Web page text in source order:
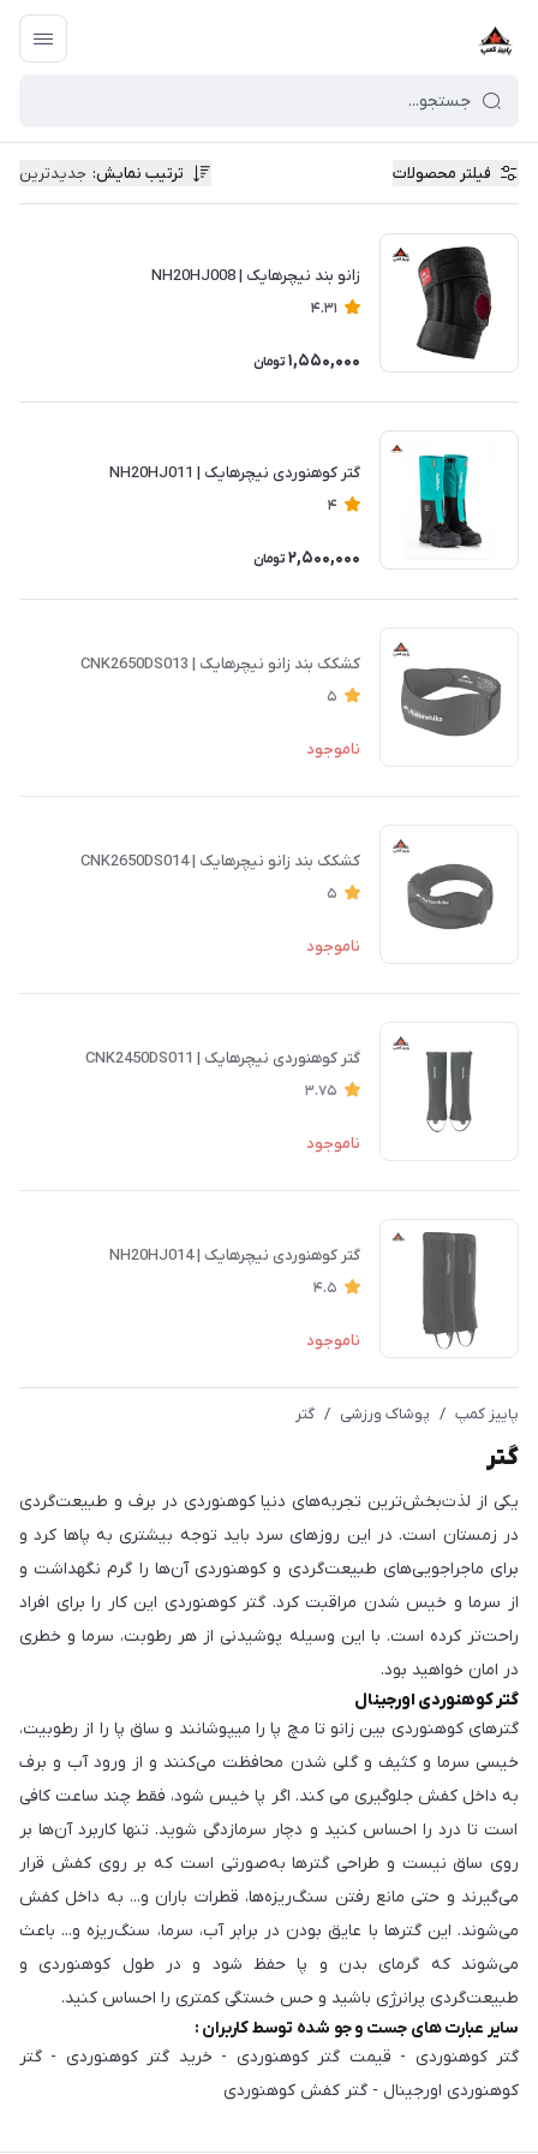
فیلتر محصولات ترتیب نمایش: جدیدترین
زانو بند نیچرهایک | NH20HJ008
4.31
1,550,000 تومان
گتر کوهنوردی نیچرهایک | NH20HJ011
4
2,500,000 تومان
کشکک بند زانو نیچرهایک | CNK2650DS013
5
ناموجود
کشکک بند زانو نیچرهایک | CNK2650DS014
5
ناموجود
گتر کوهنوردی نیچرهایک | CNK2450DS011
3.75
ناموجود
گتر کوهنوردی نیچرهایک | NH20HJ014
4.5
ناموجود
پاییز کمپ / پوشاک ورزشی / گتر
گتر
یکی از لذت‌بخش‌ترین تجربه‌های دنیا کوهنوردی در برف و طبیعت‌گردی
در زمستان است. در این روزهای سرد باید توجه بیشتری به پاها کرد و
برای ماجراجویی‌های طبیعت‌گردی و کوهنوردی آن‌ها را گرم نگهداشت و
از سرما و خیس شدن مراقبت کرد. گتر کوهنوردی این کار را برای افراد
راحت‌تر کرده است. با این وسیله پوشیدنی از هر رطوبت، سرما و خطری
در امان خواهید بود.
گتر کوهنوردی اورجینال
گترهای کوهنوردی بین زانو تا مچ پا را میپوشانند و ساق پا را از رطوبیت،
خیسی سرما و کثیف و گلی شدن محافظت می‌کنند و از ورود آب و برف
به داخل کفش جلوگیری می کند. اگر پا خیس شود، فقط چند ساعت کافی
است تا درد را احساس کنید و دچار سرمازدگی شوید. تنها کاربرد آن‌ها بر
روی ساق نیست و طراحی گترها به‌صورتی است که بر روی کفش قرار
می‌گیرند و حتی مانع رفتن سنگ‌ریزه‌ها، قطرات باران و... به داخل کفش
می‌شوند. این گترها با عایق بودن در برابر آب، سرما، سنگ‌ریزه و... باعث
می‌شوند که گرمای بدن و پا حفظ شود و در طول کوهنوردی و
طبیعت‌گردی پرانرژی باشید و حس خستگی کمتری را احساس کنید.
سایر عبارت های جست و جو شده توسط کاربران :
گتر کوهنوردی - قیمت گتر کوهنوردی - خرید گتر کوهنوردی - گتر
کوهنوردی اورجینال - گتر کفش کوهنوردی